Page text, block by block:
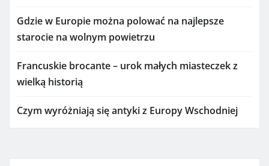
Gdzie w Europie można polować na najlepsze
starocie na wolnym powietrzu
Francuskie brocante – urok małych miasteczek z
wielką historią
Czym wyróżniają się antyki z Europy Wschodniej